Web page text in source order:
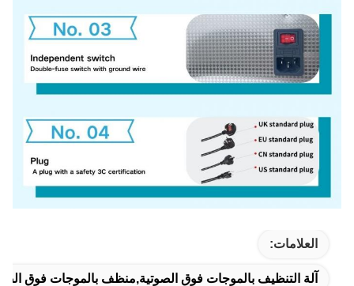
العلامات:
آلة التنظيف بالموجات فوق الصوتية,منظف ​​بالموجات فوق